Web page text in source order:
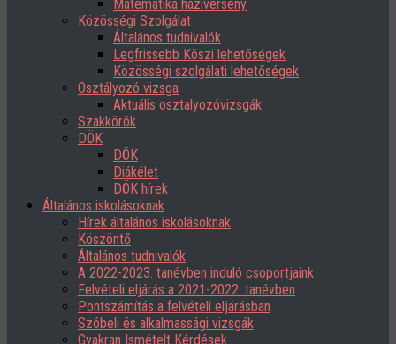
Matematika háziverseny
Közösségi Szolgálat
Általános tudnivalók
Legfrissebb Köszi lehetőségek
Közösségi szolgálati lehetőségek
Osztályozó vizsga
Aktuális osztalyozóvizsgák
Szakkörök
DÖK
DÖK
Diákélet
DÖK hírek
Általános iskolásoknak
Hírek általános iskolásoknak
Köszöntő
Általános tudnivalók
A 2022-2023. tanévben induló csoportjaink
Felvételi eljárás a 2021-2022. tanévben
Pontszámítás a felvételi eljárásban
Szóbeli és alkalmassági vizsgák
Gyakran Ismételt Kérdések